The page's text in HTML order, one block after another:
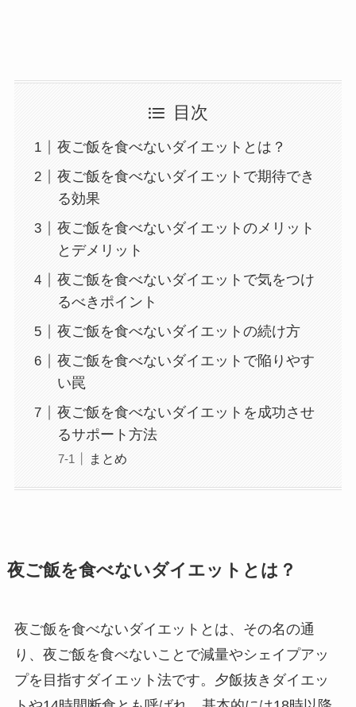
目次
夜ご飯を食べないダイエットとは？
夜ご飯を食べないダイエットで期待でき
る効果
夜ご飯を食べないダイエットのメリット
とデメリット
夜ご飯を食べないダイエットで気をつけ
るべきポイント
夜ご飯を食べないダイエットの続け方
夜ご飯を食べないダイエットで陥りやす
い罠
夜ご飯を食べないダイエットを成功させ
るサポート方法
まとめ
夜ご飯を食べないダイエットとは？
夜ご飯を食べないダイエットとは、その名の通
り、夜ご飯を食べないことで減量やシェイプアッ
プを目指すダイエット法です。夕飯抜きダイエッ